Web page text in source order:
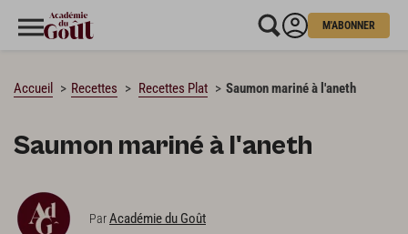
M'ABONNER
Accueil Recettes Recettes Plat Saumon mariné à l'aneth
Saumon mariné à l'aneth
ParAcadémie du Goût
CHARGEMENT…